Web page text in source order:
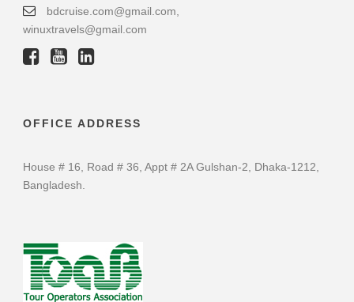
+88 01678076361-69, 01714168388, +88 02222283619,
02222291538, 02222294153, 028837118
WhatsApp Number: +88 01678076362, 01678076363,
House # 16, Road # 36, Appt # 2A Gulshan-2, Dhaka-1212,
Bangladesh.